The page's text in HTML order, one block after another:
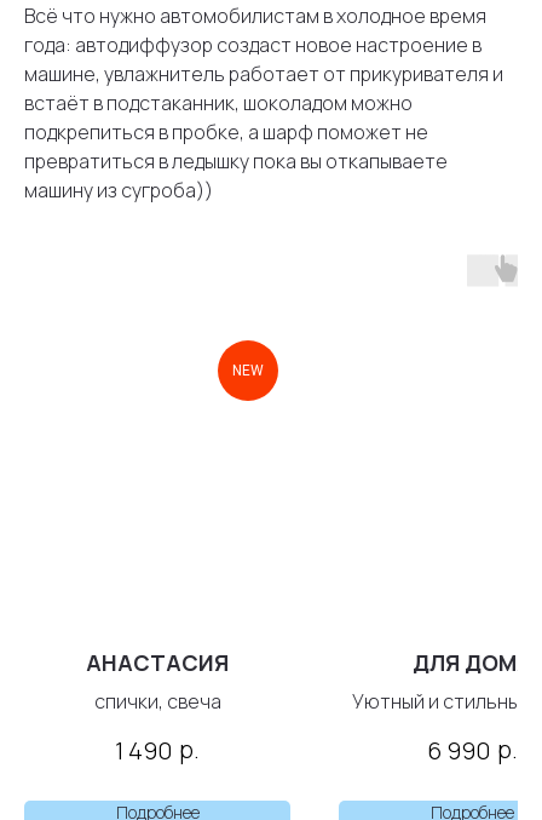
Всё что нужно автомобилистам в холодное время
года: автодиффузор создаст новое настроение в
машине, увлажнитель работает от прикуривателя и
встаёт в подстаканник, шоколадом можно
подкрепиться в пробке, а шарф поможет не
превратиться в ледышку пока вы откапываете
машину из сугроба))
NEW
АНАСТАСИЯ
спички, свеча
1 490 р.
Подробнее
ДЛЯ ДОМА
Уютный и стильный
6 990 р.
Подробнее